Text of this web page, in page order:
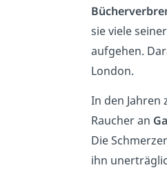
sie viele
aufgehen.
London.
In den Jahren
Raucher an
Die
ihn